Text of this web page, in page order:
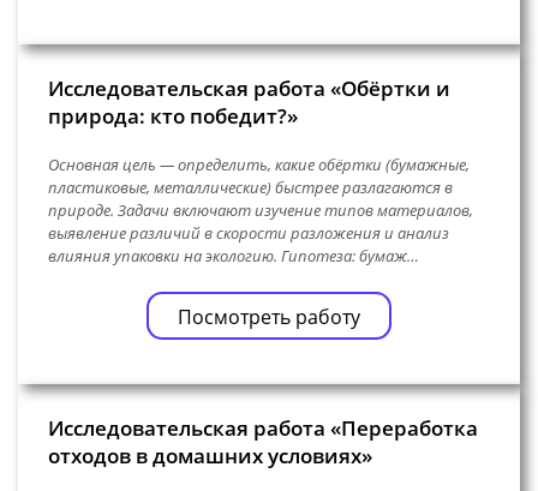
Исследовательская работа «Обёртки и
природа: кто победит?»
Основная цель — определить, какие обёртки (бумажные,
пластиковые, металлические) быстрее разлагаются в
природе. Задачи включают изучение типов материалов,
выявление различий в скорости разложения и анализ
влияния упаковки на экологию. Гипотеза: бумаж…
Посмотреть работу
Исследовательская работа «Переработка
отходов в домашних условиях»